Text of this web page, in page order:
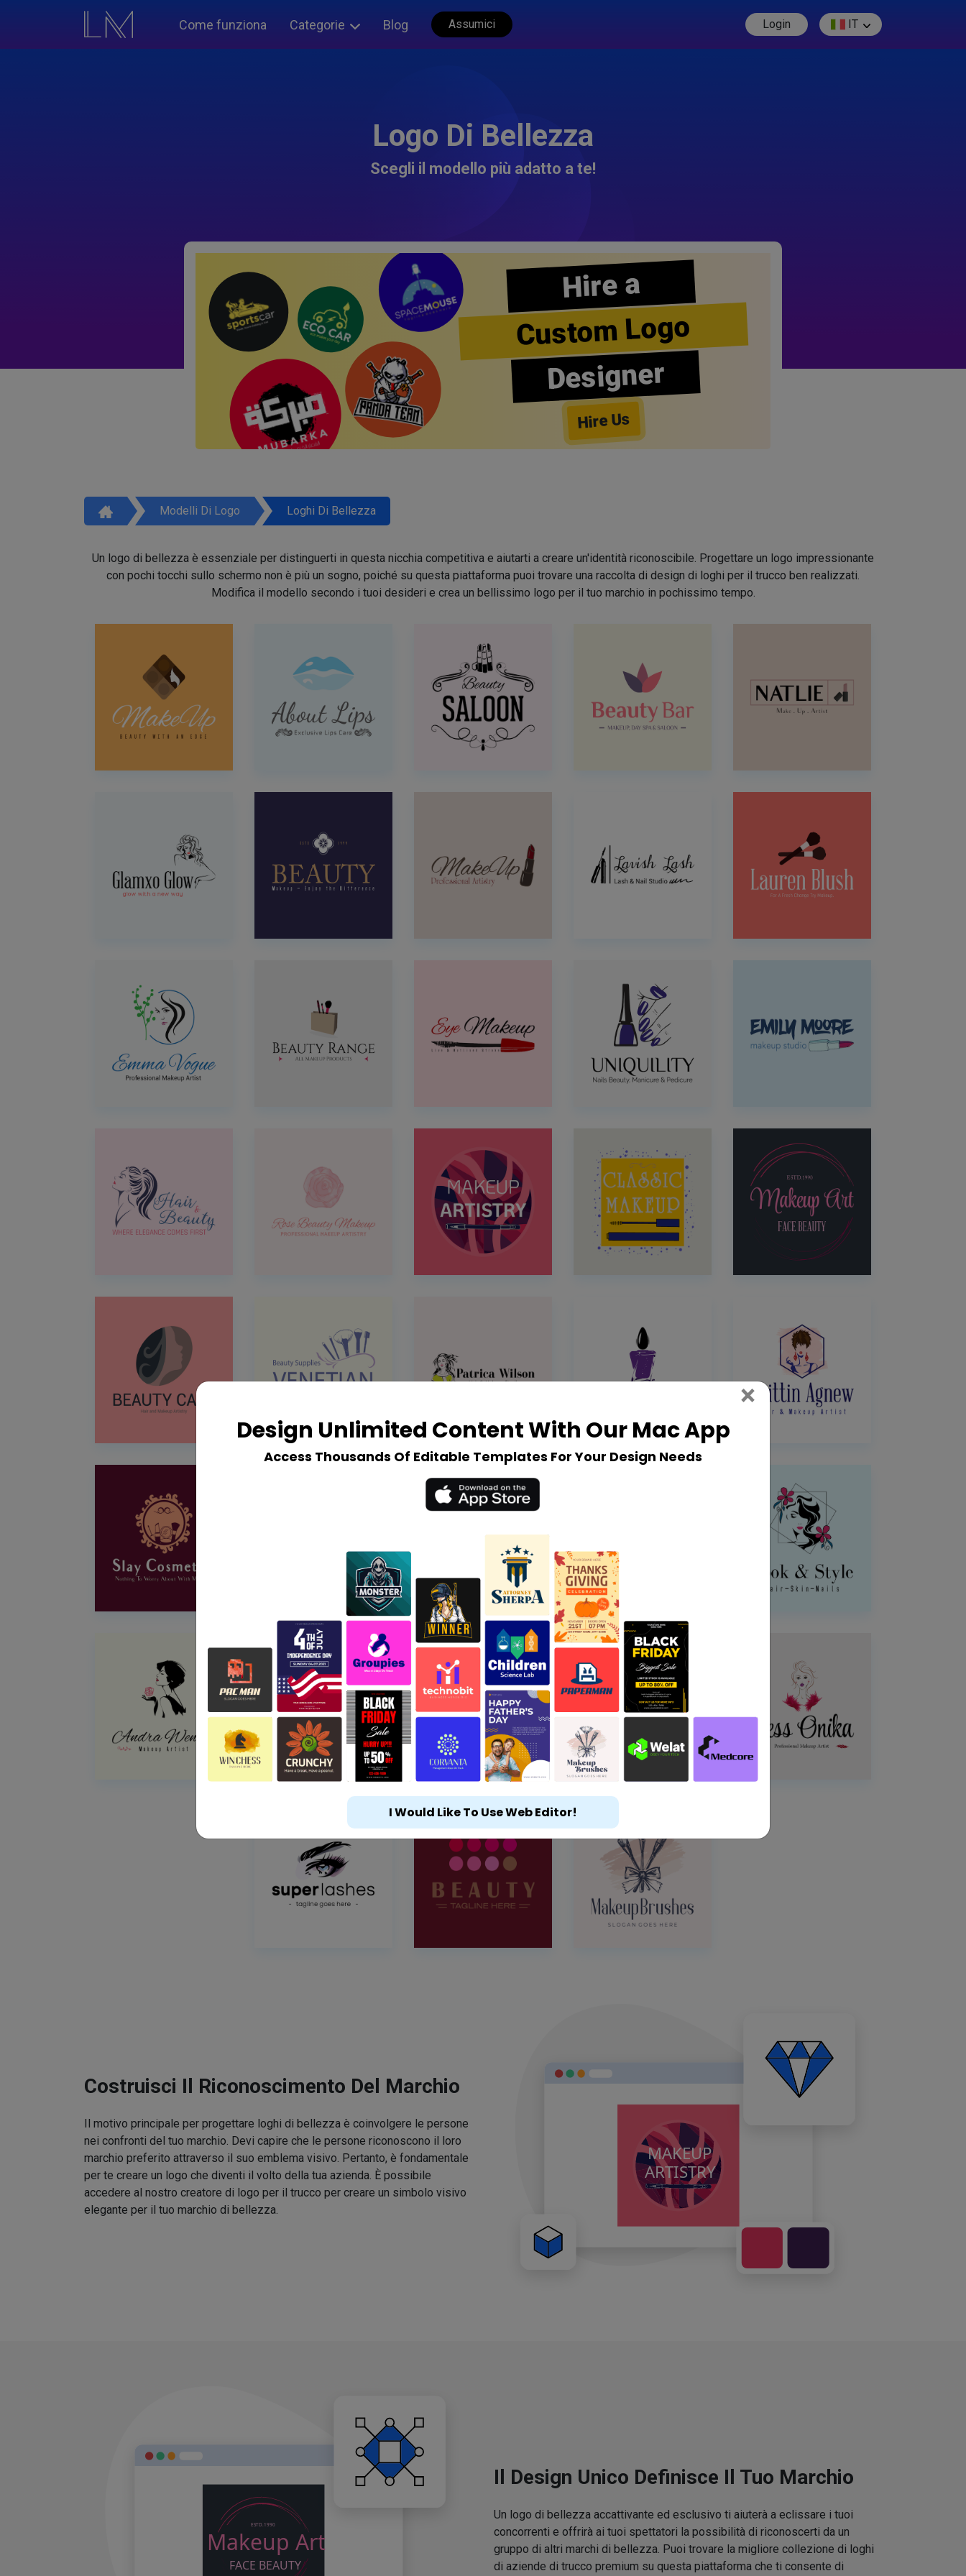
Come funziona Categorie Blog Assumici Login IT
Logo Di Bellezza
Scegli il modello più adatto a te!
Hire a
Custom Logo
Designer
Hire Us
Modelli Di Logo Loghi Di Bellezza
Un logo di bellezza è essenziale per distinguerti in questa nicchia competitiva e aiutarti a creare un'identità riconoscibile. Progettare un logo impressionante
con pochi tocchi sullo schermo non è più un sogno, poiché su questa piattaforma puoi trovare una raccolta di design di loghi per il trucco ben realizzati.
Modifica il modello secondo i tuoi desideri e crea un bellissimo logo per il tuo marchio in pochissimo tempo.
Costruisci Il Riconoscimento Del Marchio
Il motivo principale per progettare loghi di bellezza è coinvolgere le persone
nei confronti del tuo marchio. Devi capire che le persone riconoscono il loro
marchio preferito attraverso il suo emblema visivo. Pertanto, è fondamentale
per te creare un logo che diventi il volto della tua azienda. È possibile
accedere al nostro creatore di logo per il trucco per creare un simbolo visivo
elegante per il tuo marchio di bellezza.
Il Design Unico Definisce Il Tuo Marchio
Un logo di bellezza accattivante ed esclusivo ti aiuterà a eclissare i tuoi
concorrenti e offrirà ai tuoi spettatori la possibilità di riconoscerti da un
gruppo di altri marchi di bellezza. Puoi trovare la migliore collezione di loghi
di aziende di trucco premium su questa piattaforma che ti consente di
Design Unlimited Content With Our Mac App
Access Thousands Of Editable Templates For Your Design Needs
× Close
I Would Like To Use Web Editor!